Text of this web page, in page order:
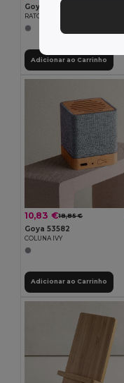
Goya 53557
RATO ALPE
Adicionar ao Carrinho
10,83 €18,85 €
Goya 53582
COLUNA IVY
Adicionar ao Carrinho